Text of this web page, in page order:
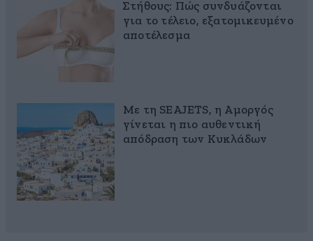
Στήθους: Πώς συνδυάζονται
για το τέλειο, εξατομικευμένο
αποτέλεσμα
Με τη SEAJETS, η Αμοργός
γίνεται η πιο αυθεντική
απόδραση των Κυκλάδων